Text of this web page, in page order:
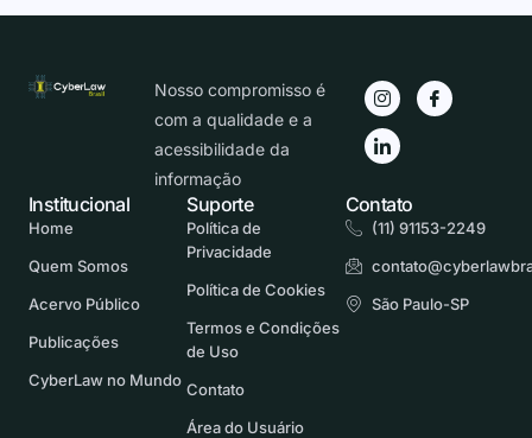
Nosso compromisso é
com a qualidade e a
acessibilidade da
informação
Suporte
Política de
Privacidade
Política de Cookies
Termos e Condições
de Uso
Contato
Área do Usuário
Contato
(11) 91153-2249
São Paulo-SP
Institucional
Home
Quem Somos
Acervo Público
Publicações
CyberLaw no Mundo